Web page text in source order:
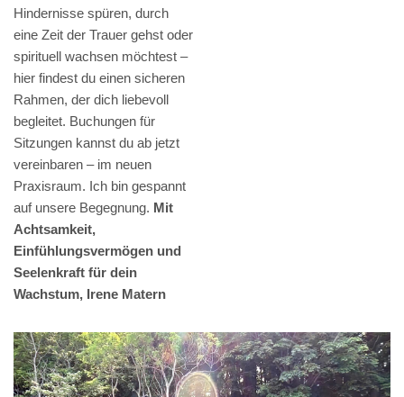
Hindernisse spüren, durch
eine Zeit der Trauer gehst oder
spirituell wachsen möchtest –
hier findest du einen sicheren
Rahmen, der dich liebevoll
begleitet. Buchungen für
Sitzungen kannst du ab jetzt
vereinbaren – im neuen
Praxisraum. Ich bin gespannt
auf unsere Begegnung. Mit
Achtsamkeit,
Einfühlungsvermögen und
Seelenkraft für dein
Wachstum, Irene Matern